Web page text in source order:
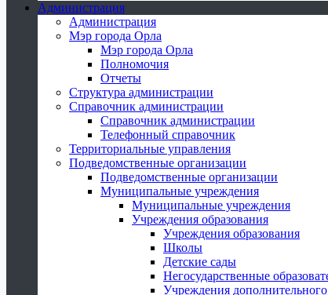
Администрация
Администрация
Мэр города Орла
Мэр города Орла
Полномочия
Отчеты
Структура администрации
Справочник администрации
Справочник администрации
Телефонный справочник
Территориальные управления
Подведомственные организации
Подведомственные организации
Муниципальные учреждения
Муниципальные учреждения
Учреждения образования
Учреждения образования
Школы
Детские сады
Негосударственные
Учреждения